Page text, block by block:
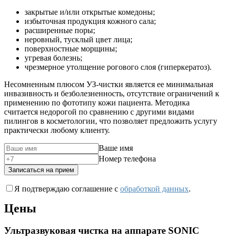
закрытые и/или открытые комедоны;
избыточная продукция кожного сала;
расширенные поры;
неровный, тусклый цвет лица;
поверхностные морщины;
угревая болезнь;
чрезмерное утолщение рогового слоя (гиперкератоз).
Несомненным плюсом УЗ-чистки является ее минимальная
инвазивность и безболезненность, отсутствие ограничений к
применению по фототипу кожи пациента. Методика
считается недорогой по сравнению с другими видами
пилингов в косметологии, что позволяет предложить услугу
практически любому клиенту.
Ваше имя
Номер телефона
Записаться на прием
Я подтверждаю соглашение с обработкой данных.
Цены
Ультразвуковая чистка на аппарате SONIC